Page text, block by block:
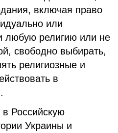
включая право
или
любую религию или не
свободно выбирать,
религиозные и
в
Российскую
Украины и